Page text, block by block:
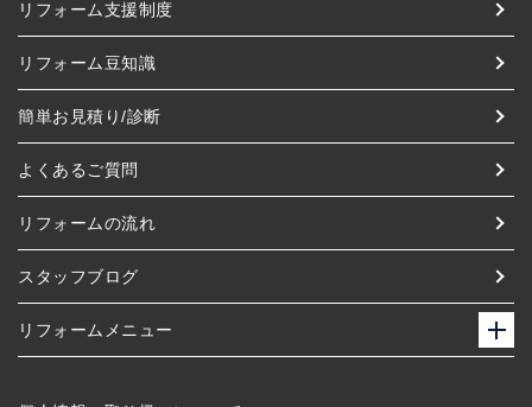
リフォーム支援制度
リフォーム豆知識
簡単お見積り/診断
よくあるご質問
リフォームの流れ
スタッフブログ
リフォームメニュー